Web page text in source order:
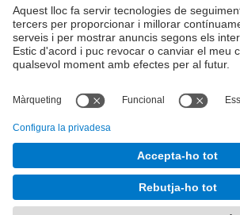
Llista Xarxes Socials
Facultat de Matemàtiques i Estadí­stica.
Desenvolupat amb